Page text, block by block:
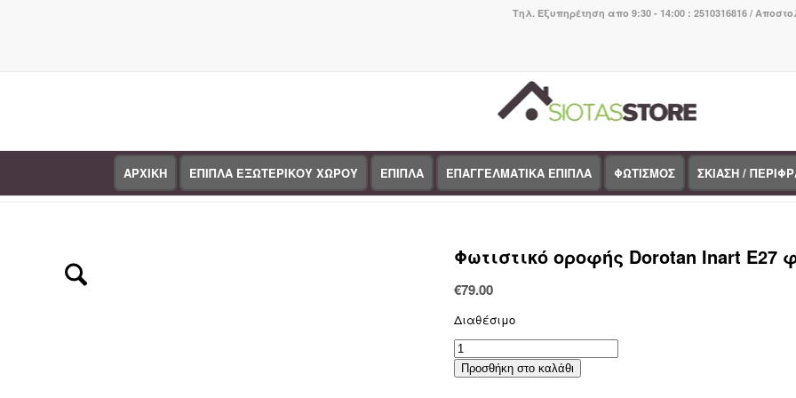
Τηλ. Εξυπηρέτηση απο 9:30 - 14:00 : 2510316816 /
ΑΡΧΙΚΗ ΕΠΙΠΛΑ ΕΞΩΤΕΡΙΚΟΥ ΧΩΡΟΥ ΕΠΙΠΛΑ ΕΠΑΓΓΕΛΜΑΤΙΚΑ ΕΠΙΠΛΑ ΦΩΤΙΣΜΟΣ ΣΚΙΑΣΗ /
Κατάστημα You are here: Home / Κατάστημα BOHO
Φωτιστικό οροφής Dorotan Inart E27
€79.00
Διαθέσιμο
Φωτιστικό
οροφής
Προσθήκη στο καλάθι